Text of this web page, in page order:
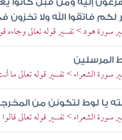
إليه ومن قبل كانوا
لكم فاتقوا الله ولا
سورة هود > تفسير قوله تعالى وجاءه
المرسلين
سورة الشعراء > تفسير قوله تعالى ما
يا لوط لتكونن من
سورة الشعراء > تفسير قوله تعالى